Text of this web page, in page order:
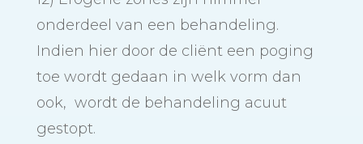
onderdeel van een behandeling.
Indien hier door de cliënt een poging
toe wordt gedaan in welk vorm dan
ook, wordt de behandeling acuut
gestopt.